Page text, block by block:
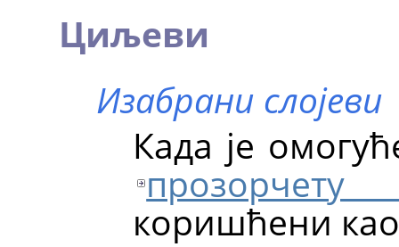
Циљеви
Изабрани слојеви
Када је
коришћени